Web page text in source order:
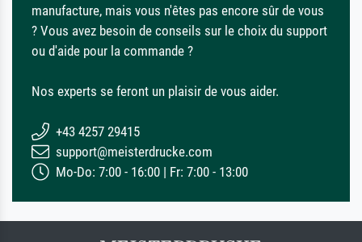
manufacture, mais vous n'êtes pas encore sûr de vous
? Vous avez besoin de conseils sur le choix du support
ou d'aide pour la commande ?
Nos experts se feront un plaisir de vous aider.
+43 4257 29415
support@meisterdrucke.com
Mo-Do: 7:00 - 16:00 | Fr: 7:00 - 13:00